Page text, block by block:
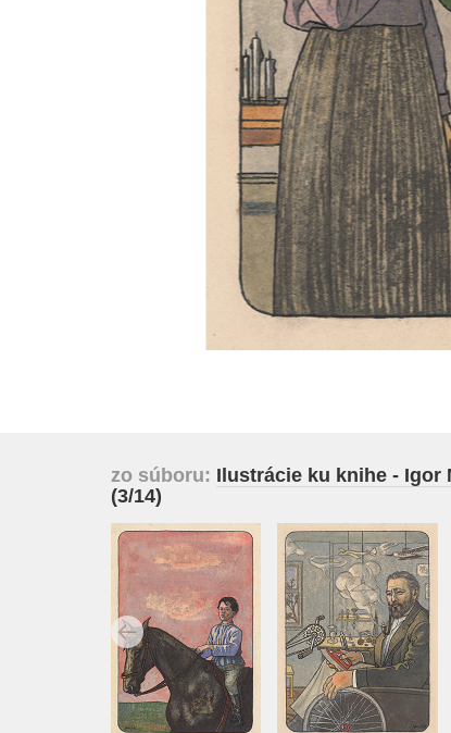
zo súboru: Ilustrácie ku knihe - Igor
(3/14)